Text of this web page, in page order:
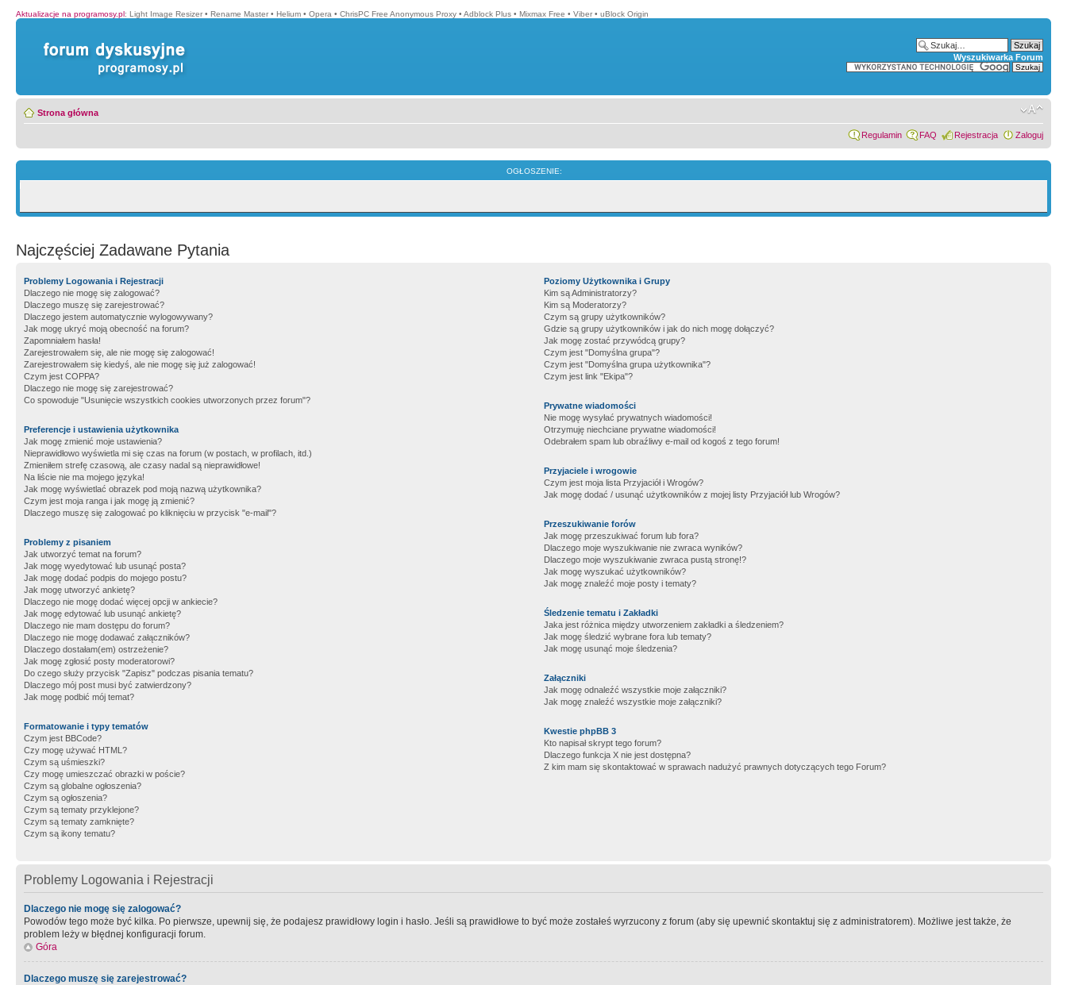
Aktualizacje na programosy.pl: Light Image Resizer • Rename Master • Helium • Opera • ChrisPC Free Anonymous Proxy • Adblock Plus • Mixmax Free • Viber • uBlock Origin
Wyszukiwarka Forum
Strona główna
Regulamin FAQ Rejestracja Zaloguj
OGŁOSZENIE:
Najczęściej Zadawane Pytania
Problemy Logowania i Rejestracji
Dlaczego nie mogę się zalogować?
Dlaczego muszę się zarejestrować?
Dlaczego jestem automatycznie wylogowywany?
Jak mogę ukryć moją obecność na forum?
Zapomniałem hasła!
Zarejestrowałem się, ale nie mogę się zalogować!
Zarejestrowałem się kiedyś, ale nie mogę się już zalogować!
Czym jest COPPA?
Dlaczego nie mogę się zarejestrować?
Co spowoduje "Usunięcie wszystkich cookies utworzonych przez forum"?
Preferencje i ustawienia użytkownika
Jak mogę zmienić moje ustawienia?
Nieprawidłowo wyświetla mi się czas na forum (w postach, w profilach, itd.)
Zmieniłem strefę czasową, ale czasy nadal są nieprawidłowe!
Na liście nie ma mojego języka!
Jak mogę wyświetlać obrazek pod moją nazwą użytkownika?
Czym jest moja ranga i jak mogę ją zmienić?
Dlaczego muszę się zalogować po kliknięciu w przycisk "e-mail"?
Problemy z pisaniem
Jak utworzyć temat na forum?
Jak mogę wyedytować lub usunąć posta?
Jak mogę dodać podpis do mojego postu?
Jak mogę utworzyć ankietę?
Dlaczego nie mogę dodać więcej opcji w ankiecie?
Jak mogę edytować lub usunąć ankietę?
Dlaczego nie mam dostępu do forum?
Dlaczego nie mogę dodawać załączników?
Dlaczego dostałam(em) ostrzeżenie?
Jak mogę zgłosić posty moderatorowi?
Do czego służy przycisk "Zapisz" podczas pisania tematu?
Dlaczego mój post musi być zatwierdzony?
Jak mogę podbić mój temat?
Formatowanie i typy tematów
Czym jest BBCode?
Czy mogę używać HTML?
Czym są uśmieszki?
Czy mogę umieszczać obrazki w poście?
Czym są globalne ogłoszenia?
Czym są ogłoszenia?
Czym są tematy przyklejone?
Czym są tematy zamknięte?
Czym są ikony tematu?
Poziomy Użytkownika i Grupy
Kim są Administratorzy?
Kim są Moderatorzy?
Czym są grupy użytkowników?
Gdzie są grupy użytkowników i jak do nich mogę dołączyć?
Jak mogę zostać przywódcą grupy?
Czym jest "Domyślna grupa"?
Czym jest "Domyślna grupa użytkownika"?
Czym jest link "Ekipa"?
Prywatne wiadomości
Nie mogę wysyłać prywatnych wiadomości!
Otrzymuję niechciane prywatne wiadomości!
Odebrałem spam lub obraźliwy e-mail od kogoś z tego forum!
Przyjaciele i wrogowie
Czym jest moja lista Przyjaciół i Wrogów?
Jak mogę dodać / usunąć użytkowników z mojej listy Przyjaciół lub Wrogów?
Przeszukiwanie forów
Jak mogę przeszukiwać forum lub fora?
Dlaczego moje wyszukiwanie nie zwraca wyników?
Dlaczego moje wyszukiwanie zwraca pustą stronę!?
Jak mogę wyszukać użytkowników?
Jak mogę znaleźć moje posty i tematy?
Śledzenie tematu i Zakładki
Jaka jest różnica między utworzeniem zakładki a śledzeniem?
Jak mogę śledzić wybrane fora lub tematy?
Jak mogę usunąć moje śledzenia?
Załączniki
Jak mogę odnaleźć wszystkie moje załączniki?
Jak mogę znaleźć wszystkie moje załączniki?
Kwestie phpBB 3
Kto napisał skrypt tego forum?
Dlaczego funkcja X nie jest dostępna?
Z kim mam się skontaktować w sprawach nadużyć prawnych dotyczących tego Forum?
Problemy Logowania i Rejestracji
Dlaczego nie mogę się zalogować?
Powodów tego może być kilka. Po pierwsze, upewnij się, że podajesz prawidłowy login i hasło. Jeśli są prawidłowe to być może zostałeś wyrzucony z forum (aby się upewnić skontaktuj się z administratorem). Możliwe jest także, że
problem leży w błędnej konfiguracji forum.
Góra
Dlaczego muszę się zarejestrować?